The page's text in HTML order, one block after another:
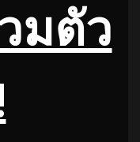
มตัว